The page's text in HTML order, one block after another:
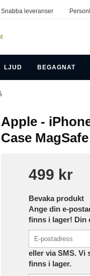
Snabba leveranser
LJUD BEGAGNAT
Apple -
Case
499 kr
Bevaka produkt
Ange din e-
finns i lager! Din
eller via SMS. Vi
finns i lager.